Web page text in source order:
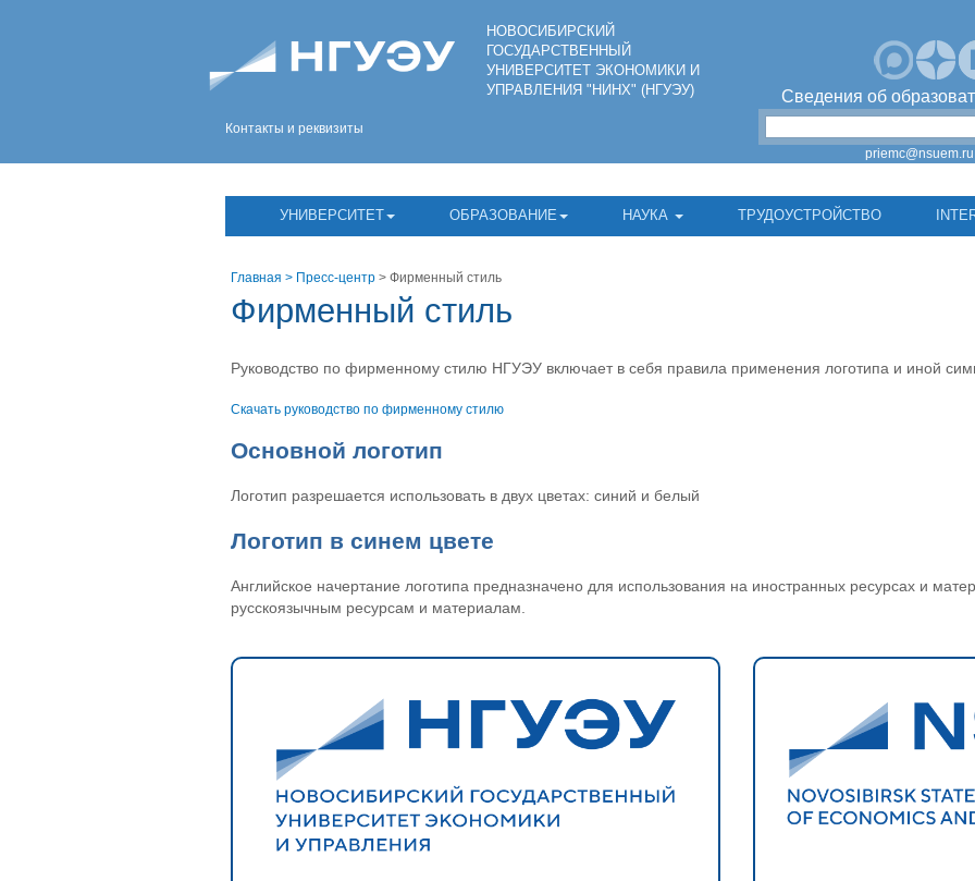
Контакты и реквизиты
НОВОСИБИРСКИЙ
ГОСУДАРСТВЕННЫЙ
УНИВЕРСИТЕТ ЭКОНОМИКИ И
УПРАВЛЕНИЯ "НИНХ" (НГУЭУ)
Сведения об
УНИВЕРСИТЕТ ОБРАЗОВАНИЕ НАУКА ТРУДОУСТРОЙСТВО
Главная > Пресс-центр > Фирменный стиль
Фирменный стиль
Руководство по фирменному стилю НГУЭУ включает в себя правила применения логотипа и иной
Скачать руководство по фирменному стилю
Основной логотип
Логотип разрешается использовать в двух цветах: синий и белый
Логотип в синем цвете
Английское начертание логотипа предназначено для использования на иностранных ресурсах и
русскоязычным ресурсам и материалам.